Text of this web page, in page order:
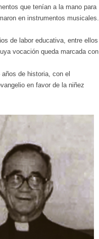
que tenían a la mano para
en instrumentos musicales.
de labor educativa, entre ellos
vocación queda marcada con
de historia, con el
en favor de la niñez